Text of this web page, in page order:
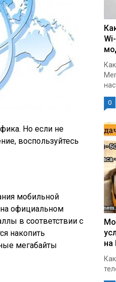
Но если не
воспользуйтесь
мобильной
официальном
в соответствии с
накопить
мегабайты
0
на